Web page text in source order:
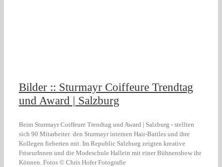
Bilder :: Sturmayr Coiffeure Trendtag
und Award | Salzburg
Beim Sturmayr Coiffeure Trendtag und Award | Salzburg - stellten
sich 90 Mitarbeiter den Sturmayr internen Hair-Battles und ihre
Kollegen fieberten mit. Im Republic Salzburg zeigten kreative
FriseurInnen und die Modeschule Hallein mit einer Bühnenshow ihr
Können. Fotos © Chris Hofer Fotografie